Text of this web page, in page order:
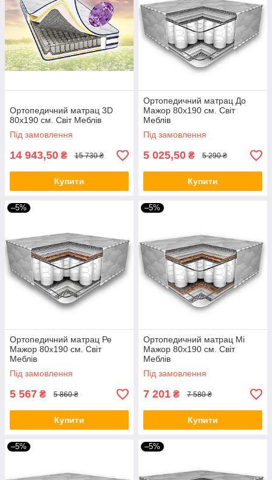
Ортопедичний матрац 3D
80х190 см. Світ Меблів
Під замовлення
14 943,50 ₴ 15 730 ₴
Купити
Ортопедичний матрац До
Мажор 80х190 см. Світ
Меблів
Під замовлення
5 025,50 ₴ 5 290 ₴
Купити
–5%
Ортопедичний матрац Ре
Мажор 80х190 см. Світ
Меблів
Під замовлення
5 567 ₴ 5 860 ₴
Купити
–5%
Ортопедичний матрац Мі
Мажор 80х190 см. Світ
Меблів
Під замовлення
7 201 ₴ 7 580 ₴
Купити
–5% –5%